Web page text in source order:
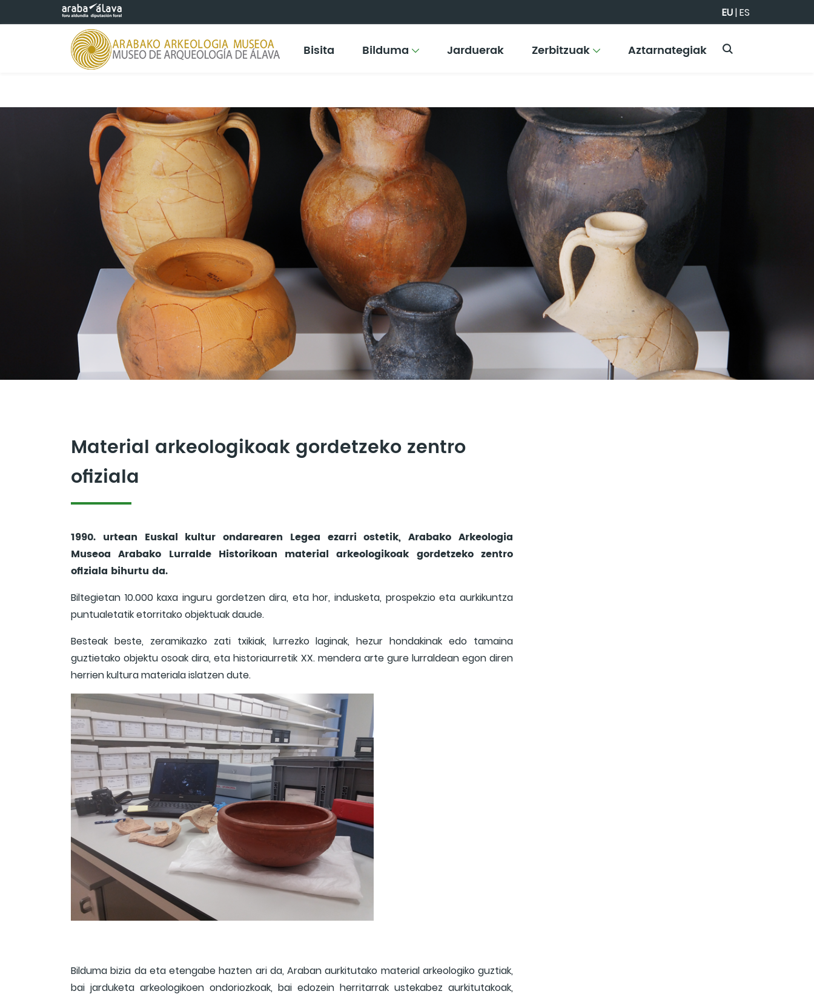
Eduki nagusira joan EU|ES
Bisita Bilduma Jarduerak Zerbitzuak Aztarnategiak
Material arkeologikoak gordetzeko zentro
ofiziala
1990. urtean Euskal kultur ondarearen Legea ezarri ostetik, Arabako Arkeologia
Museoa Arabako Lurralde Historikoan material arkeologikoak gordetzeko zentro
ofiziala bihurtu da.
Biltegietan 10.000 kaxa inguru gordetzen dira, eta hor, indusketa, prospekzio eta aurkikuntza
puntualetatik etorritako objektuak daude.
Besteak beste, zeramikazko zati txikiak, lurrezko laginak, hezur hondakinak edo tamaina
guztietako objektu osoak dira, eta historiaurretik XX. mendera arte gure lurraldean egon diren
herrien kultura materiala islatzen dute.
Bilduma bizia da eta etengabe hazten ari da, Araban aurkitutako material arkeologiko guztiak,
bai jarduketa arkeologikoen ondoriozkoak, bai edozein herritarrak ustekabez aurkitutakoak,